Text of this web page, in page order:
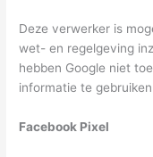
Deze verwerker is
wet- en regelgeving
hebben Google niet
informatie te
Facebook Pixel